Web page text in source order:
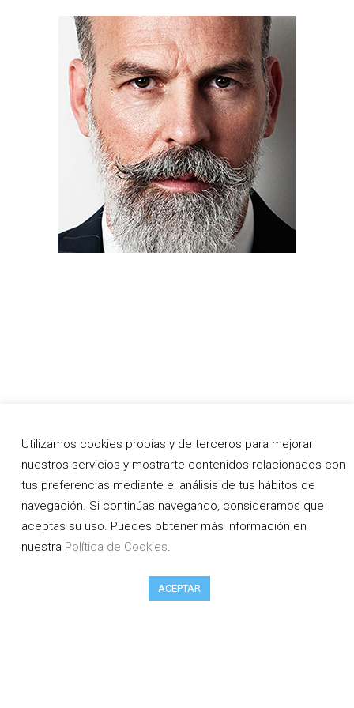
Utilizamos cookies propias y de terceros para mejorar
nuestros servicios y mostrarte contenidos relacionados con
tus preferencias mediante el análisis de tus hábitos de
navegación. Si continúas navegando, consideramos que
aceptas su uso. Puedes obtener más información en
nuestra Política de Cookies.
ACEPTAR